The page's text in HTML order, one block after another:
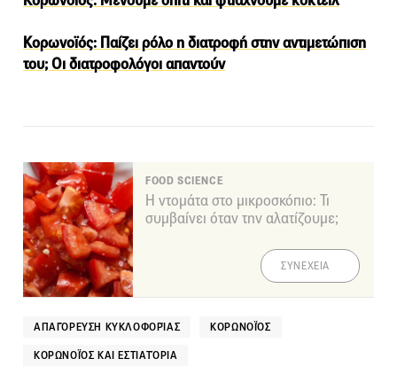
Κορωνοϊός: Παίζει ρόλο η διατροφή στην αντιμετώπιση
του; Οι διατροφολόγοι απαντούν
FOOD SCIENCE
Η ντομάτα στο μικροσκόπιο: Τι
συμβαίνει όταν την αλατίζουμε;
ΣΥΝΕΧΕΙΑ
ΑΠΑΓΌΡΕΥΣΗ ΚΥΚΛΟΦΟΡΊΑΣ ΚΟΡΩΝΟΪΌΣ
ΚΟΡΩΝΟΪΌΣ ΚΑΙ ΕΣΤΙΑΤΌΡΙΑ